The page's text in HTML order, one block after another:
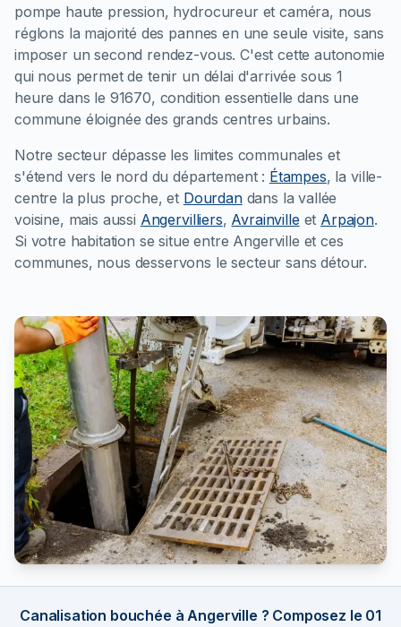
pompe haute pression, hydrocureur et caméra, nous
réglons la majorité des pannes en une seule visite, sans
imposer un second rendez-vous. C'est cette autonomie
qui nous permet de tenir un délai d'arrivée sous 1
heure dans le 91670, condition essentielle dans une
commune éloignée des grands centres urbains.
Notre secteur dépasse les limites communales et
s'étend vers le nord du département : Étampes, la ville-
centre la plus proche, et Dourdandans la vallée
voisine, mais aussi Angervilliers, Avrainvilleet Arpajon.
Si votre habitation se situe entre Angerville et ces
communes, nous desservons le secteur sans détour.
Canalisation bouchée à Angerville ? Composez le 01